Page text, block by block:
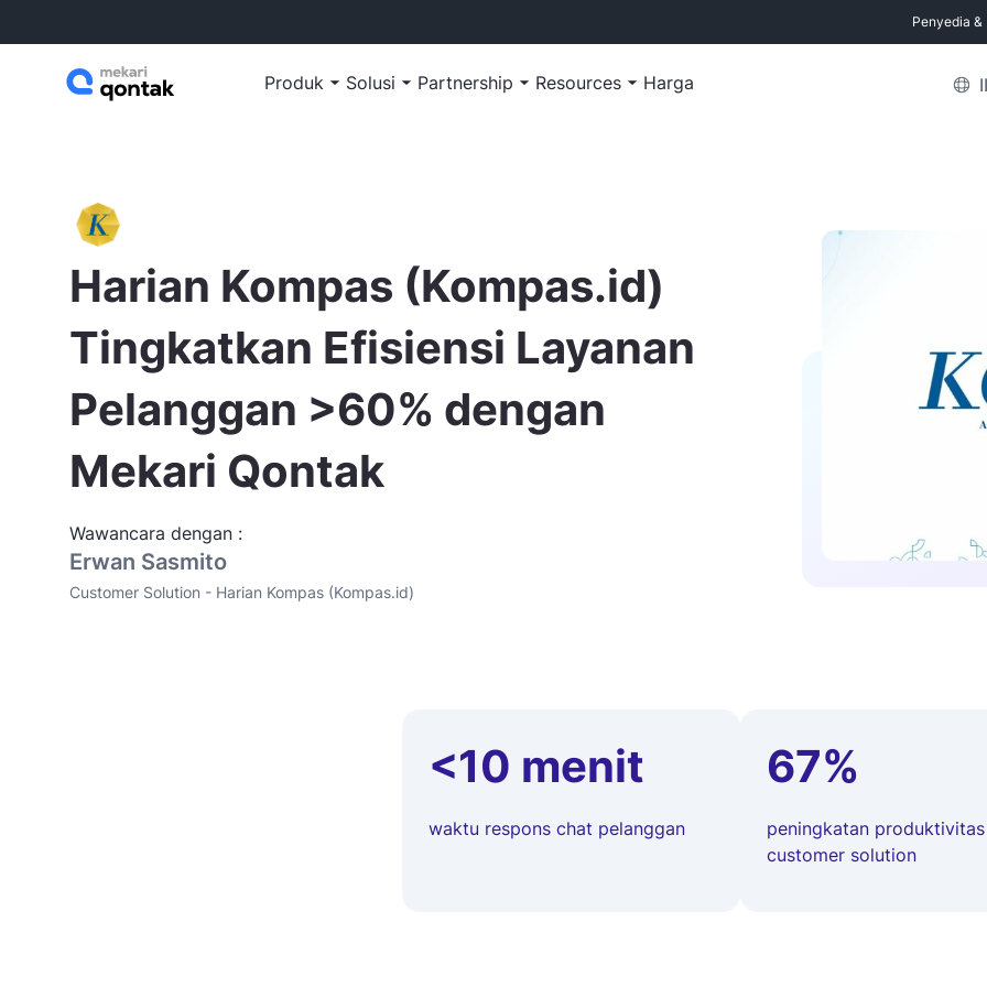
Penyedia &
Produk Solusi Partnership Resources Harga
Harian Kompas (Kompas.id)
Tingkatkan Efisiensi Layanan
Pelanggan >60% dengan
Mekari Qontak
Wawancara dengan :
Erwan Sasmito
Customer Solution - Harian Kompas (Kompas.id)
<10 menit
waktu respons chat pelanggan
67%
peningkatan
customer solution